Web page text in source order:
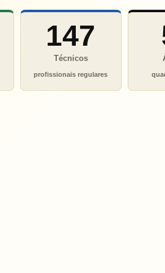
147
Técnicos
profissionais regulares